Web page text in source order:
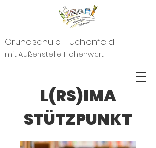
Grundschule Huchenfeld
mit Außenstelle Hohenwart
L(RS)IMA
STÜTZPUNKT